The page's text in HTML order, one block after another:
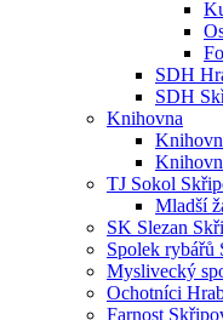
SDH
SDH
Knihovna
TJ Sokol
Mladší
SK Slezan
Spolek rybářů
Myslivecký
Ochotníci
Farnost